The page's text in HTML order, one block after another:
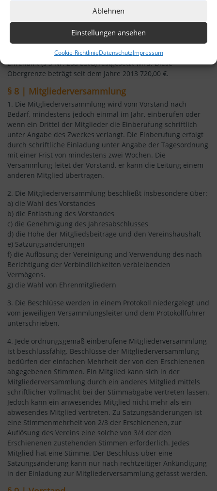
Ablehnen
Einstellungen ansehen
Cookie-RichtlinieDatenschutzImpressum
Die Vorstandsmitglieder erhalten eine im Verhältnis zu ihren
Aufgaben angemessene Vergütung für ihre Tätigkeiten. Die
Mitgliederversammlung beschließt, dass für diese Vergütung
als Obergrenze die gesetzlich vorgegebene, steuerfreie
Vergütung für die nebenberuflichen Tätigkeiten in einem
Ehrenamt (§ 3 Nr. 26a EStG) festgesetzt wird. Diese
Obergrenze beträgt seit dem Jahre 2013 720,00 €.
§ 8 | Mitgliederversammlung
1. Die Mitgliederversammlung wird vom Vorstand nach
Bedarf, mindestens jedoch einmal im Jahr, einberufen oder
wenn ein Drittel der Mitglieder die Einberufung schriftlich
unter Angabe des Zweckes verlangt. Die Einberufung erfolgt
durch schriftliche Einladung unter Angabe der Tagesordnung
mit einer Frist von mindestens zwei Wochen. Die
Versammlung leitet der Vorstand, er kann die Leitung einem
anderen Mitglied übertragen.
2. Die Mitgliederversammlung beschließt insbesondere über:
a) die Wahl des Vorstandes
b) die Entlastung des Vorstandes
c) die Genehmigung des Jahresabschlusses
d) die Höhe der Mitgliedsbeiträge und den Vereinshaushalt
e) Satzungsänderungen
f) die Auflösung der Vereinigung und Verwendung des nach
Berichtigung der Verbindlichkeiten verbleibenden
Vermögens.
g) die Wahl von Ehrenmitgliedern
3. Die Beschlüsse werden in einem Protokoll niedergelegt und
vom jeweiligen Versammlungsleiter und dem Protokollführer
unterschrieben.
4. Jede ordnungsgemäß einberufene Mitgliederversammlung
ist beschlussfähig. Beschlüsse der Mitgliederversammlung
bedürfen der einfachen Mehrheit der von den Erschienenen
abgegebenen Stimmen. Ein Mitglied kann sich in der
Mitgliederversammlung durch ein anderes Mitglied mittels
schriftlicher Vollmacht bei der Stimmabgabe vertreten lassen.
Jedoch kann ein anwesendes Mitglied nicht mehr als ein
abwesendes Mitglied vertreten. Zu Satzungsänderungen ist
eine Stimmenmehrheit von 2/3 der Erschienenen, zur
Auflösung des Vereins eine solche von 3/4 der den
Erschienenen zustehenden Stimmen erforderlich. Jedes
Mitglied hat eine Stimme. Der Beschluss über eine
Satzungsänderung kann nur nach rechtzeitiger Ankündigung
in der Einladung zur Mitgliederversammlung gefasst werden.